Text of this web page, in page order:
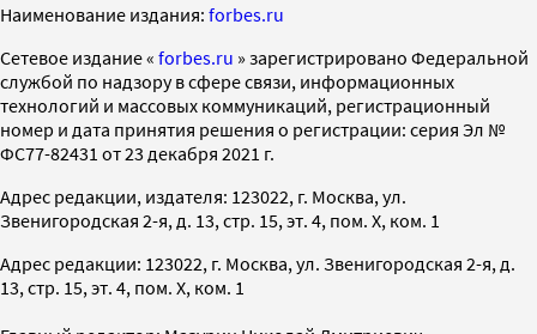
Наименование издания: forbes.ru
Cетевое издание « forbes.ru » зарегистрировано Федеральной
службой по надзору в сфере связи, информационных
технологий и массовых коммуникаций, регистрационный
номер и дата принятия решения о регистрации: серия Эл №
ФС77-82431 от 23 декабря 2021 г.
Адрес редакции, издателя: 123022, г. Москва, ул.
Звенигородская 2-я, д. 13, стр. 15, эт. 4, пом. X, ком. 1
Адрес редакции: 123022, г. Москва, ул. Звенигородская 2-я, д.
13, стр. 15, эт. 4, пом. X, ком. 1